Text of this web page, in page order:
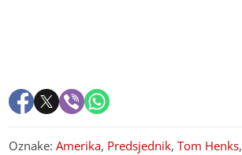
Oznake:Amerika, Predsjednik,Tom Henks,